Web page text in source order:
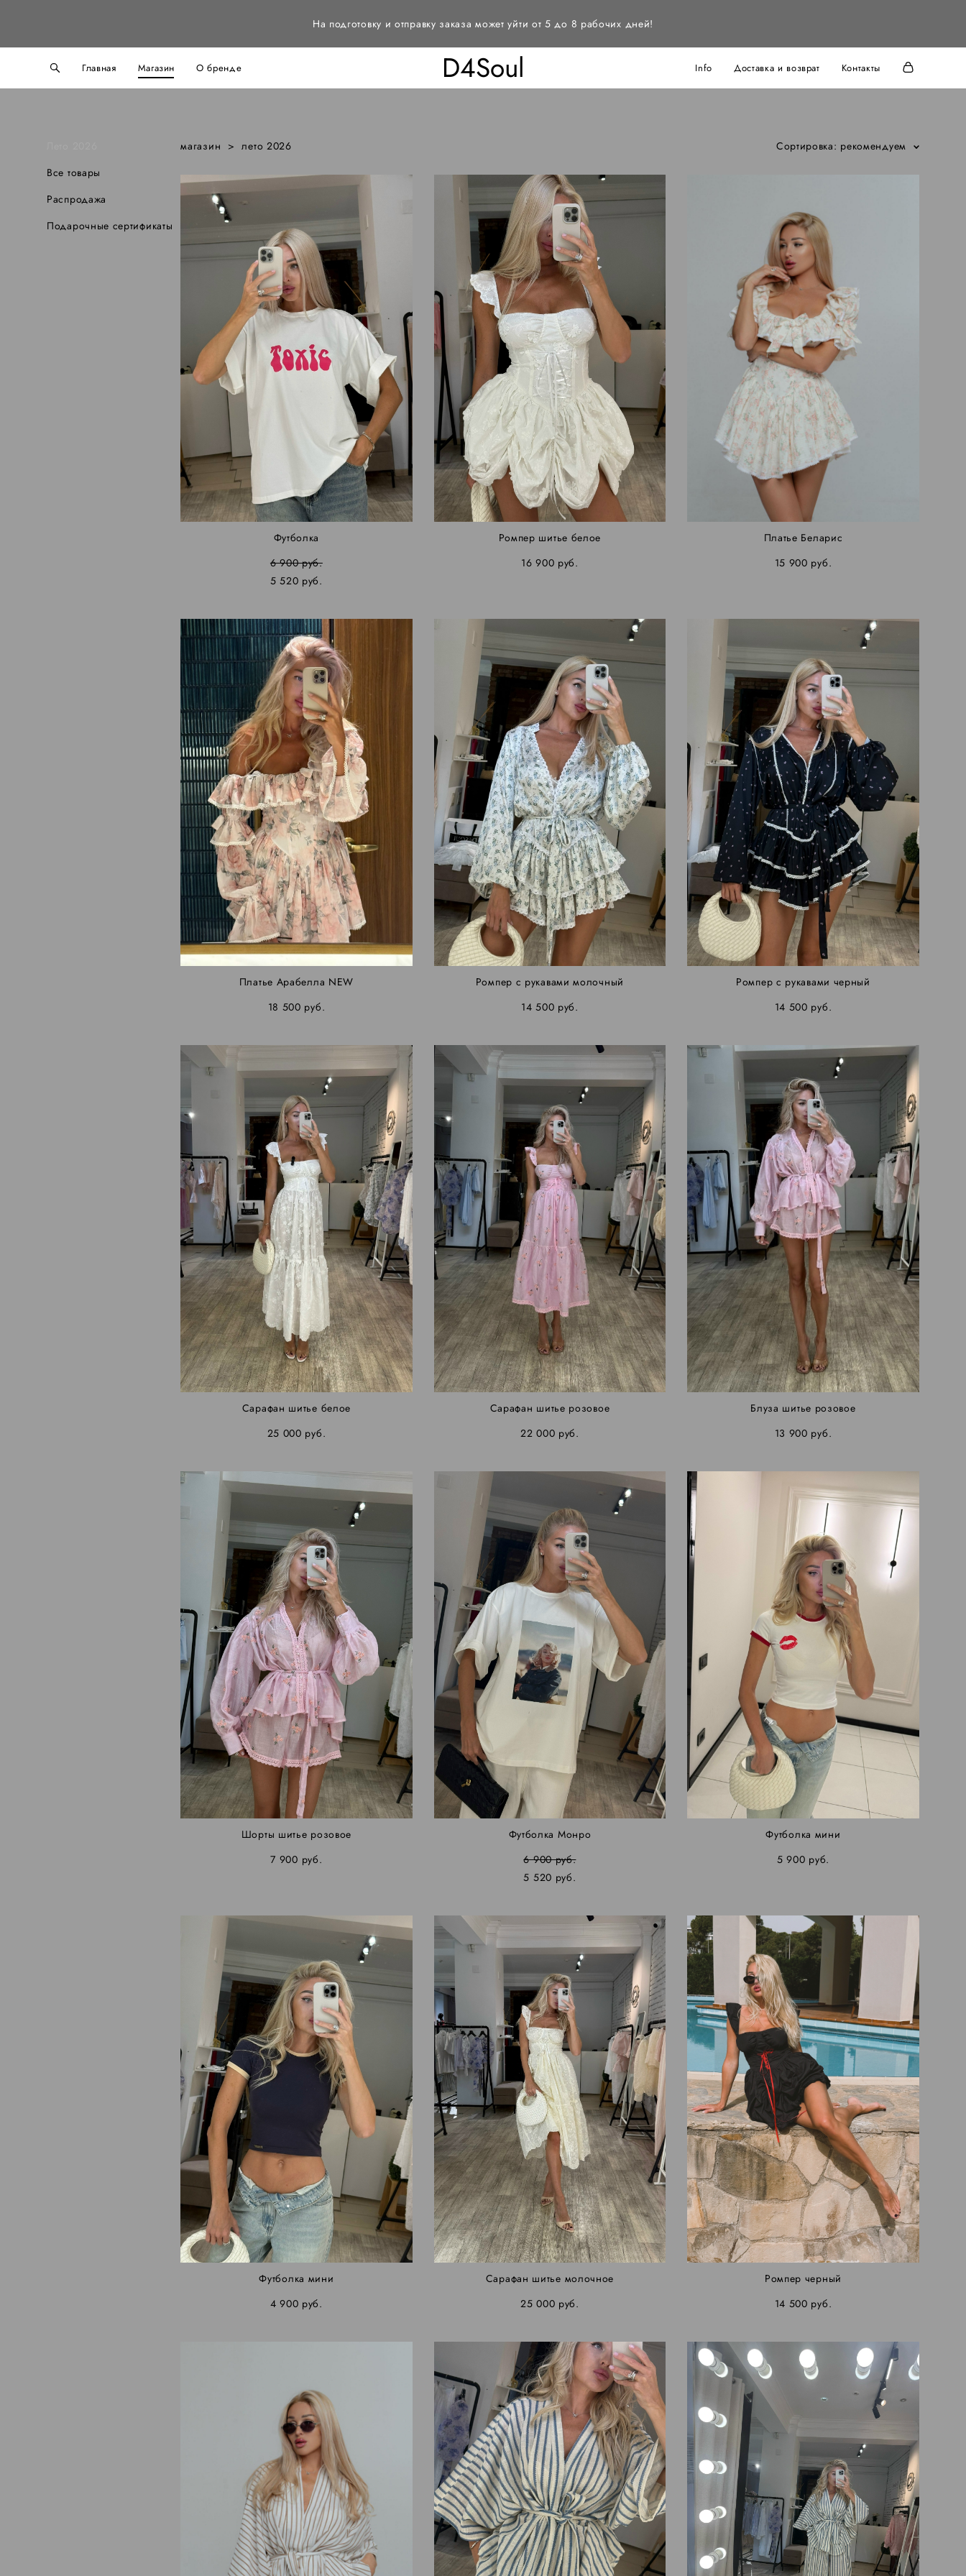
На подготовку и отправку заказа может уйти от 5 до 8 рабочих дней!
Главная Магазин О бренде D4Soul Info Доставка и возврат Контакты
Все товары
Распродажа
Подарочные сертификаты
магазин > лето 2026 Сортировка: рекомендуем
Футболка
6 900 pуб.
5 520 pуб.
Ромпер шитье белое
16 900 pуб.
Платье Беларис
15 900 pуб.
Платье Арабелла NEW
18 500 pуб.
Ромпер с рукавами молочный
14 500 pуб.
Ромпер с рукавами черный
14 500 pуб.
Сарафан шитье белое
25 000 pуб.
Сарафан шитье розовое
22 000 pуб.
Блуза шитье розовое
13 900 pуб.
Шорты шитье розовое
7 900 pуб.
Футболка Монро
6 900 pуб.
5 520 pуб.
Футболка мини
5 900 pуб.
Футболка мини
4 900 pуб.
Сарафан шитье молочное
25 000 pуб.
Ромпер черный
14 500 pуб.